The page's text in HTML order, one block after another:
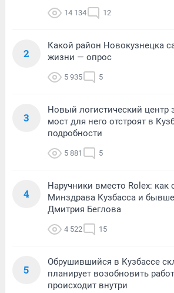
14 134 12
2
Какой район Новокузнецка
жизни — опрос
5 935 5
3
Новый логистический центр
мост для него отстроят в
подробности
5 881 5
4
Наручники вместо Rolex: как
Минздрава Кузбасса и
Дмитрия Беглова
4 522 15
5
Обрушившийся в Кузбассе
планирует возобновить
происходит внутри